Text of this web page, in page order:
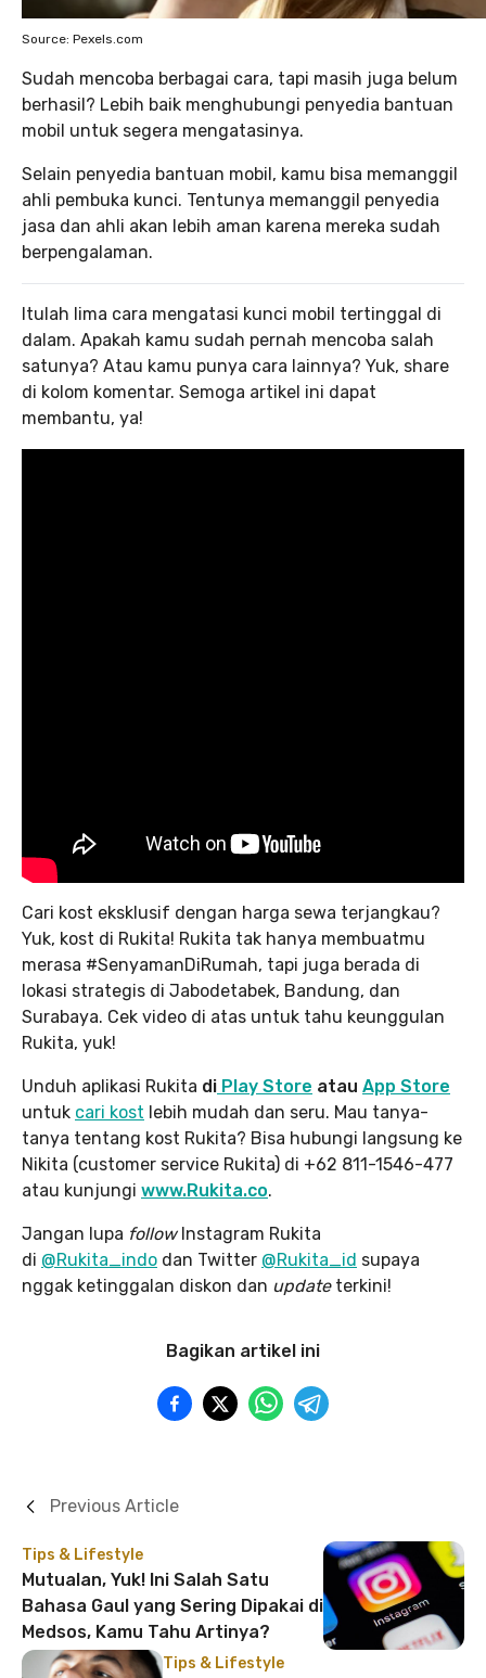
Source: Pexels.com
Sudah mencoba berbagai cara, tapi masih juga belum
berhasil? Lebih baik menghubungi penyedia bantuan
mobil untuk segera mengatasinya.
Selain penyedia bantuan mobil, kamu bisa memanggil
ahli pembuka kunci. Tentunya memanggil penyedia
jasa dan ahli akan lebih aman karena mereka sudah
berpengalaman.
Itulah lima cara mengatasi kunci mobil tertinggal di
dalam. Apakah kamu sudah pernah mencoba salah
satunya? Atau kamu punya cara lainnya? Yuk, share
di kolom komentar. Semoga artikel ini dapat
membantu, ya!
Cari kost eksklusif dengan harga sewa terjangkau?
Yuk, kost di Rukita! Rukita tak hanya membuatmu
merasa #SenyamanDiRumah, tapi juga berada di
lokasi strategis di Jabodetabek, Bandung, dan
Surabaya. Cek video di atas untuk tahu keunggulan
Rukita, yuk!
Unduh aplikasi Rukita di Play Store atau App Store
untuk cari kost lebih mudah dan seru. Mau tanya-
tanya tentang kost Rukita? Bisa hubungi langsung ke
Nikita (customer service Rukita) di +62 811-1546-477
atau kunjungi www.Rukita.co.
Jangan lupa followInstagram Rukita
di @Rukita_indo dan Twitter @Rukita_id supaya
nggak ketinggalan diskon dan update terkini!
Bagikan artikel ini
Tips & Lifestyle
Mutualan, Yuk! Ini Salah Satu
Bahasa Gaul yang Sering Dipakai di
Medsos, Kamu Tahu Artinya?
Previous Article
Tips & Lifestyle